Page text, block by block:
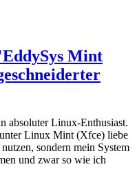
Mint
absoluter Linux-Enthusiast.
Linux Mint (Xfce) liebe
sondern mein System
und zwar so wie ich